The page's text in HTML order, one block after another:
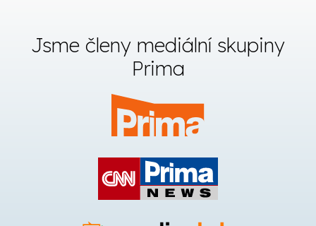
Jsme členy mediální skupiny
Prima